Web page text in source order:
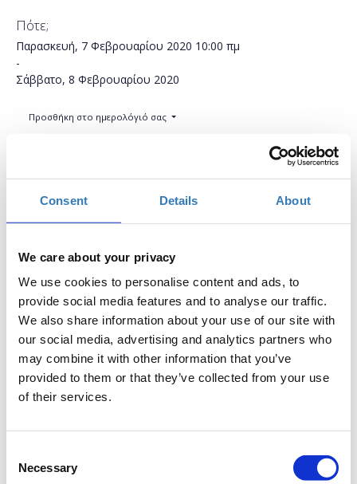
Consent Details About
We care about your privacy
We use cookies to personalise content and ads, to
provide social media features and to analyse our traffic.
We also share information about your use of our site with
our social media, advertising and analytics partners who
may combine it with other information that you’ve
provided to them or that they’ve collected from your use
of their services.
Selection
Necessary
Πότε;
Παρασκευή, 7 Φεβρουαρίου 2020 10:00 πμ
-
Σάββατο, 8 Φεβρουαρίου 2020
Προσθήκη στο ημερολόγιό σας
Συμμετοχή €100,00
Η περίοδος εγγραφών
Συμμετοχή | Μέλος
50% έκπτωση
που θα πραγματοποιηθεί το διήμερο 7-8 Φεβρουαρίου 2020,
στο Ίδρυμα Ευγενίδου, στην Αθήνα.